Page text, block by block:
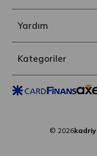
Yardım
Kategoriler
© 2026